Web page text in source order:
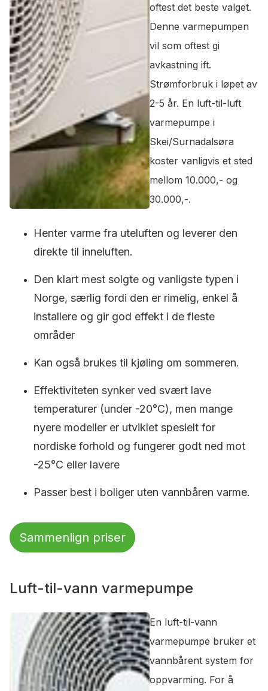
oftest det beste valget.
Denne varmepumpen
vil som oftest gi
avkastning ift.
Strømforbruk i løpet av
2-5 år. En luft-til-luft
varmepumpe i
Skei/Surnadalsøra
koster vanligvis et sted
mellom 10.000,- og
30.000,-.
Henter varme fra uteluften og leverer den
direkte til inneluften.
Den klart mest solgte og vanligste typen i
Norge, særlig fordi den er rimelig, enkel å
installere og gir god effekt i de fleste
områder
Kan også brukes til kjøling om sommeren.
Effektiviteten synker ved svært lave
temperaturer (under -20°C), men mange
nyere modeller er utviklet spesielt for
nordiske forhold og fungerer godt ned mot
-25°C eller lavere
Passer best i boliger uten vannbåren varme.
Sammenlign priser
Luft-til-vann varmepumpe
En luft-til-vann
varmepumpe bruker et
vannbårent system for
oppvarming. For å